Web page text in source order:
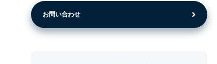
お問い合わせ